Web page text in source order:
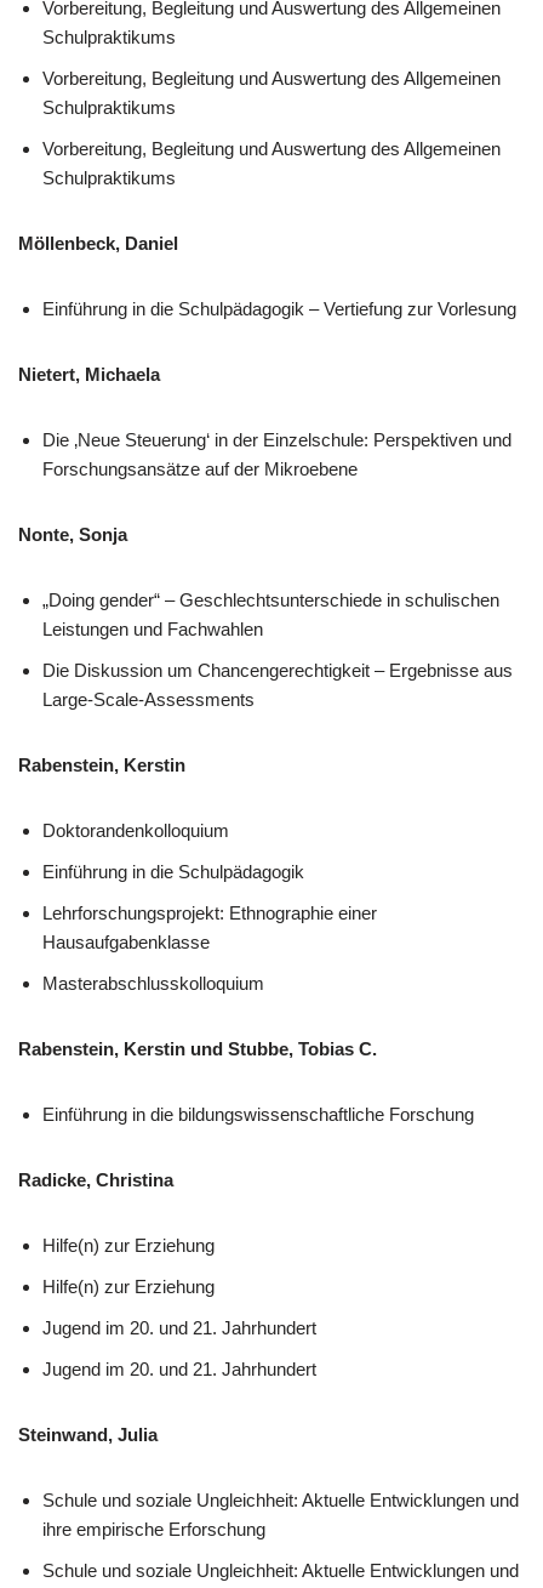
Vorbereitung, Begleitung und Auswertung des Allgemeinen
Schulpraktikums
Vorbereitung, Begleitung und Auswertung des Allgemeinen
Schulpraktikums
Vorbereitung, Begleitung und Auswertung des Allgemeinen
Schulpraktikums
Möllenbeck, Daniel
Einführung in die Schulpädagogik – Vertiefung zur Vorlesung
Nietert, Michaela
Die ‚Neue Steuerung‘ in der Einzelschule: Perspektiven und
Forschungsansätze auf der Mikroebene
Nonte, Sonja
„Doing gender“ – Geschlechtsunterschiede in schulischen
Leistungen und Fachwahlen
Die Diskussion um Chancengerechtigkeit – Ergebnisse aus
Large-Scale-Assessments
Rabenstein, Kerstin
Doktorandenkolloquium
Einführung in die Schulpädagogik
Lehrforschungsprojekt: Ethnographie einer
Hausaufgabenklasse
Masterabschlusskolloquium
Rabenstein, Kerstin und Stubbe, Tobias C.
Einführung in die bildungswissenschaftliche Forschung
Radicke, Christina
Hilfe(n) zur Erziehung
Hilfe(n) zur Erziehung
Jugend im 20. und 21. Jahrhundert
Jugend im 20. und 21. Jahrhundert
Steinwand, Julia
Schule und soziale Ungleichheit: Aktuelle Entwicklungen und
ihre empirische Erforschung
Schule und soziale Ungleichheit: Aktuelle Entwicklungen und